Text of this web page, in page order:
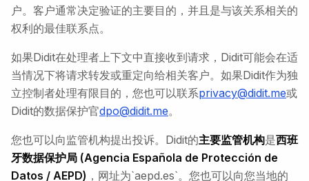
户。客户通常决定验证的主要目的，并且是与该关系相关的
权利的最佳联系点。
如果Didit在处理者上下文中直接收到请求，Didit可能会在适
当情况下将请求转发或重定向给相关客户。如果Didit作为独
立控制者处理有限目的，您也可以联系privacy@didit.me或
Didit的数据保护官dpo@didit.me。
您也可以向监管机构提出投诉。Didit的主要监管机构是西班
牙数据保护局 (Agencia Española de Protección de
Datos / AEPD) ，网址为`aepd.es`。您也可以向您当地的